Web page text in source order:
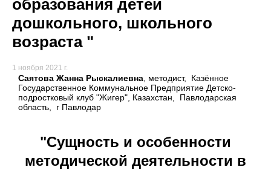
образования детей
дошкольного, школьного
возраста "
1 ноября 2021 г.
Саятова Жанна Рыскалиевна, методист, Казённое
Государственное Коммунальное Предприятие Детско-
подростковый клуб "Жигер", Казахстан, Павлодарская
область, г Павлодар
"Сущность и особенности
методической деятельности в